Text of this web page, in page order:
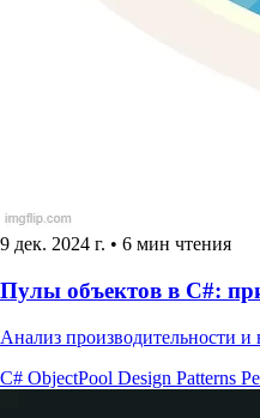
9 дек. 2024 г. • 6 мин чтения
Пулы объектов в C#:
Анализ производительности и
C# ObjectPool Design Patterns